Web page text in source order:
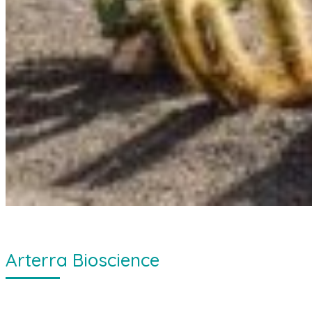
Arterra Bioscience